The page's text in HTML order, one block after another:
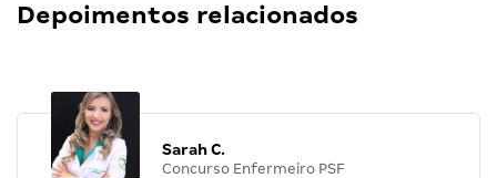
Depoimentos relacionados
Sarah C.
Concurso Enfermeiro PSF